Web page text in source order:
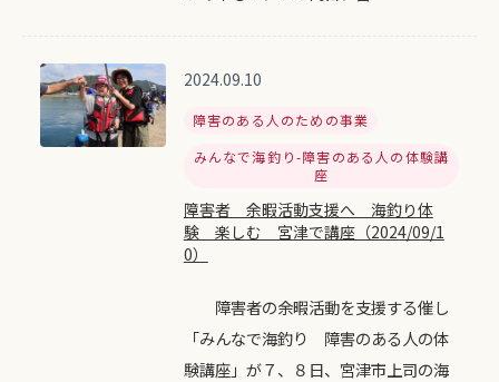
2024.09.10
障害のある人のための事業
みんなで海釣り-障害のある人の体験講
座
障害者 余暇活動支援へ 海釣り体
験 楽しむ 宮津で講座（2024/09/1
0）
障害者の余暇活動を支援する催し
「みんなで海釣り 障害のある人の体
験講座」が７、８日、宮津市上司の海